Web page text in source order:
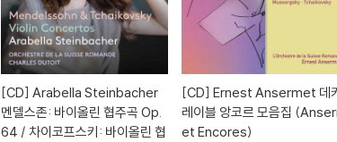
[CD] Arabella Steinbacher
멘델스존: 바이올린 협주곡 Op.
64 / 차이코프스키: 바이올린 협
[CD] Ernest Ansermet 데
레이블 앙코르 모음집
et Encores)